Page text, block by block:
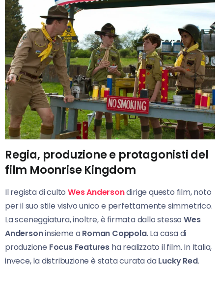
Regia, produzione e protagonisti del
film Moonrise Kingdom
Il regista di culto Wes Andersondirige questo film, noto
per il suo stile visivo unico e perfettamente simmetrico.
La sceneggiatura, inoltre, è firmata dallo stesso Wes
Andersoninsieme aRoman Coppola. La casa di
produzione Focus Features ha realizzato il film. In Italia,
invece, la distribuzione è stata curata daLucky Red.